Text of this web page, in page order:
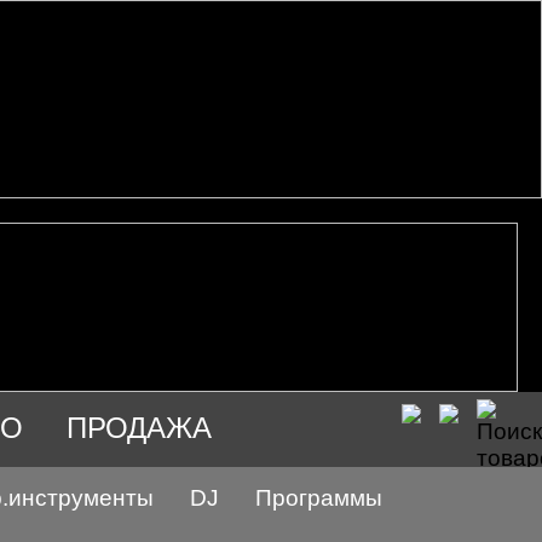
ПРОДАЖА
DJ Программы